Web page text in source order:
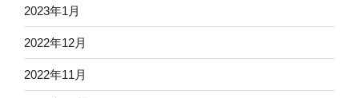
2023年1月
2022年12月
2022年11月